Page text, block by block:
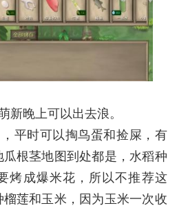
新晚上可以出去浪。
平时可以掏鸟蛋和捡屎，有
根茎地图到处都是，水稻种
烤成爆米花，所以不推荐这
莲和玉米，因为玉米一次收